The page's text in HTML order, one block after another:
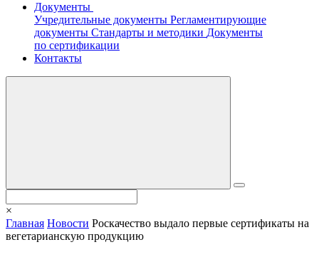
Документы
Учредительные документы Регламентирующие
документы Стандарты и методики Документы
по сертификации
Контакты
×
Главная Новости Роскачество выдало первые сертификаты на
вегетарианскую продукцию